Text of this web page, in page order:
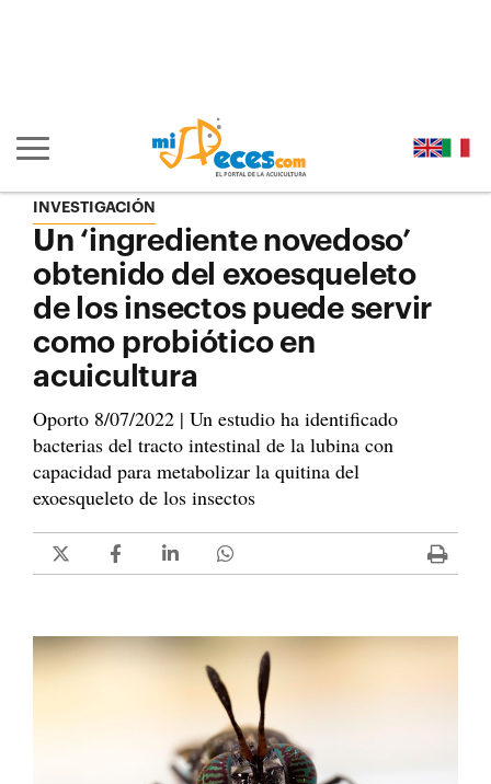
Mostrar/ocultar navegación principal
INVESTIGACIÓN
Un ‘ingrediente novedoso’
obtenido del exoesqueleto
de los insectos puede servir
como probiótico en
acuicultura
Oporto 8/07/2022 | Un estudio ha identificado
bacterias del tracto intestinal de la lubina con
capacidad para metabolizar la quitina del
exoesqueleto de los insectos